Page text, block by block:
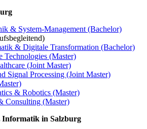
& System-Management (Bachelor)
& Digitale Transformation (Bachelor)
Technologies (Master)
(Joint Master)
Signal Processing (Joint Master)
& Robotics (Master)
Consulting (Master)
in Salzburg